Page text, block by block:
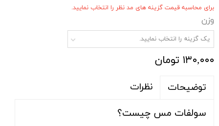
۱۳۰,۰۰۰ تومان
برای محاسبه قیمت گزینه های مد نظر را انتخاب نمایید.
وزن
یک گزینه را انتخاب نمایید.
توضیحات نظرات
سولفات مس چیست؟